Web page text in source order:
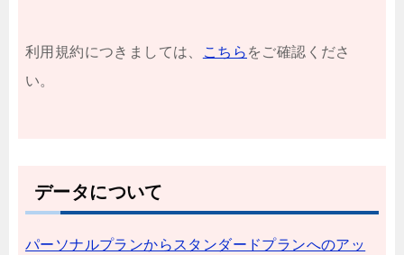
利用規約につきましては、 こちら をご確認くださ
い。
データについて
パーソナルプランからスタンダードプランへのアッ